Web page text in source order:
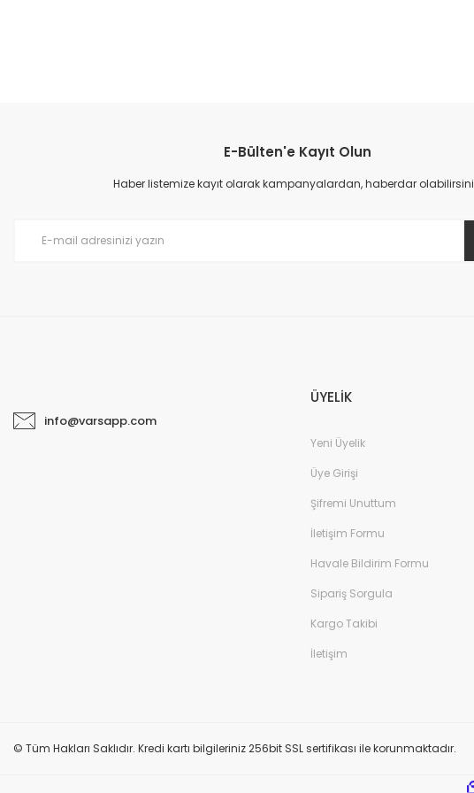
E-Bülten'e Kayıt Olun
Haber listemize kayıt olarak kampanyalardan, haberdar
info@varsapp.com
ÜYELİK
Yeni Üyelik
Üye Girişi
Şifremi Unuttum
İletişim Formu
Havale Bildirim Formu
Sipariş Sorgula
Kargo Takibi
İletişim
© Tüm Hakları Saklıdır. Kredi kartı bilgileriniz 256bit SSL sertifikası ile korunmaktadır.